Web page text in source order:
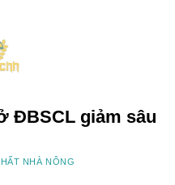
ĐBSCL giảm sâu
NHÀ NÔNG